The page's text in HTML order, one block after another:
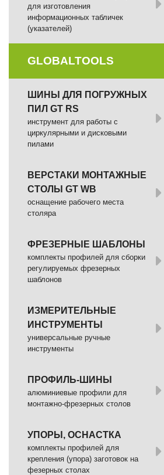
для изготовления
информационных табличек
(указателей)
GLOBALTOOLS
ШИНЫ ДЛЯ ПОГРУЖНЫХ
ПИЛ GT RS
инструмент для работы с
циркулярными и дисковыми
пилами
ВЕРСТАКИ МОНТАЖНЫЕ
СТОЛЫ GT WB
оснащение рабочего места
столяра
ФРЕЗЕРНЫЕ ШАБЛОНЫ
комплекты профилей для сборки
регулируемых фрезерных
шаблонов
ИЗМЕРИТЕЛЬНЫЕ
ИНСТРУМЕНТЫ
универсальные ручные
инструменты
ПРОФИЛЬ-ШИНЫ
алюминиевые профили для
монтажно-фрезерных столов
УПОРЫ, ОСНАСТКА
комплекты профилей для
крепления (упора) заготовок на
фезерных столах